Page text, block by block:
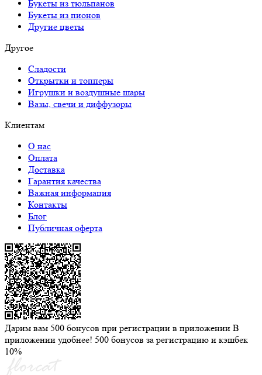
Букеты из тюльпанов
Букеты из пионов
Другие цветы
Другое
Сладости
Открытки и топперы
Игрушки и воздушные шары
Вазы, свечи и диффузоры
Клиентам
О нас
Оплата
Доставка
Гарантия качества
Важная информация
Контакты
Блог
Публичная оферта
Дарим вам 500 бонусов при регистрации в приложении В
приложении удобнее! 500 бонусов за регистрацию и кэшбек
10%